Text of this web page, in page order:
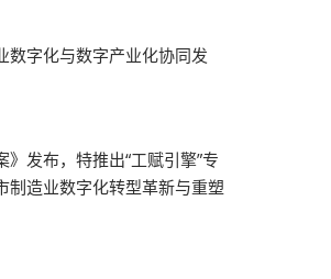
行业小百科
NEPCON ASIA 2025感谢
数字化与数字产业化协同发
发布，特推出“工赋引擎”专
制造业数字化转型革新与重塑